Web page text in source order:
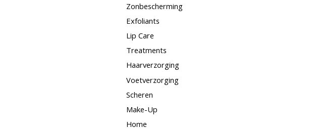
Zonbescherming
Exfoliants
Lip Care
Treatments
Haarverzorging
Voetverzorging
Scheren
Make-Up
Home